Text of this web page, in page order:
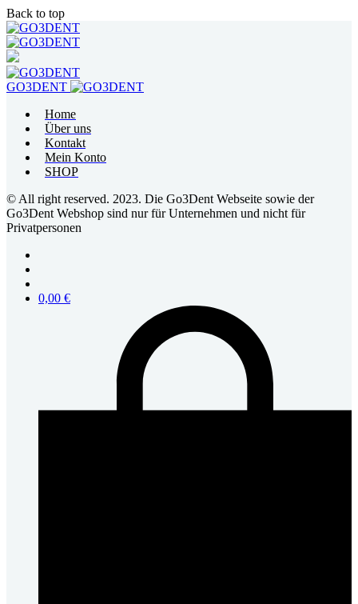
Back to top
Skip
to
content
GO3DENT
Home
Über uns
Kontakt
Mein Konto
SHOP
© All right reserved. 2023. Die Go3Dent Webseite sowie der
Go3Dent Webshop sind nur für Unternehmen und nicht für
Privatpersonen
0,00 €